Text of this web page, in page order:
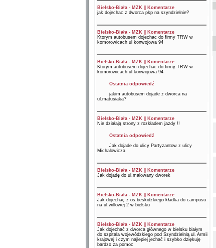
Bielsko-Biała - MZK||
Komentarze
jak dojechac z dworca pkp na szyndzielnie?
Bielsko-Biała - MZK||
Komentarze
Ktorym autobusem dojechac do firmy TRW w
komorowicach ul konwojowa 94
Bielsko-Biała - MZK||
Komentarze
Ktorym autobusem dojechac do firmy TRW w
komorowicach ul konwojowa 94
Ostatnia odpowiedź
jakim autobusem dojade z dworca na
ul.matusiaka?
Bielsko-Biała - MZK||
Komentarze
Nie działają strony z rozkładem jazdy !!
Ostatnia odpowiedź
Jak dojade do ulicy Partyzantow z ulicy
Michalowicza
Bielsko-Biała - MZK||
Komentarze
Jak dojadę do ul.malowany dworek
Bielsko-Biała - MZK||
Komentarze
Jak dojechaç z os.beskidzkiego kładka do campusu
na ul.willowej 2 w bielsku
Bielsko-Biała - MZK||
Komentarze
Jak dojechać z dworca głównego w bielsku białym
do szpitala wojewódzkiego pod Szyndzielnią ul. Armii
krajowej i czym najlepiej jechać i szybko dziękuję
bardzo za pomoc